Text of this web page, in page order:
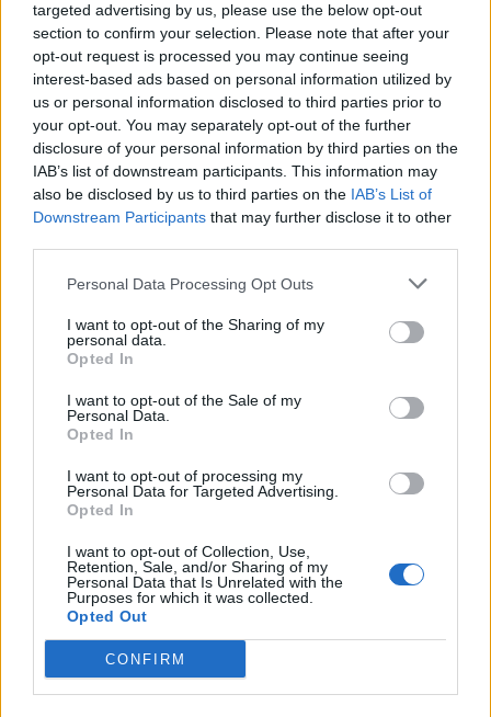
targeted advertising by us, please use the below opt-out
section to confirm your selection. Please note that after your
opt-out request is processed you may continue seeing
interest-based ads based on personal information utilized by
us or personal information disclosed to third parties prior to
your opt-out. You may separately opt-out of the further
disclosure of your personal information by third parties on the
IAB’s list of downstream participants. This information may
also be disclosed by us to third parties on the IAB’s List of
Downstream Participants that may further disclose it to other
Personal Data Processing Opt Outs
I want to opt-out of the Sharing of my
personal data.
Opted In
I want to opt-out of the Sale of my
Personal Data.
Opted In
I want to opt-out of processing my
Personal Data for Targeted Advertising.
Opted In
I want to opt-out of Collection, Use,
Retention, Sale, and/or Sharing of my
Personal Data that Is Unrelated with the
Purposes for which it was collected.
Opted Out
CONFIRM
Η αναμέτρηση τηλεοπτικά θα μεταδοθεί από
το Cosmote Sport 1HD. Λεπτό προς λεπτό
περιγραφή στο TitormosNet.gr.
ΣΧΟΛΙΑΣΤΕ
ΤΕΛΕΥΤΑΙΑ ΝΕΑ
ΠΑΝΑΙΤΩΛΙΚΟΣ
Θλίψη για τον θάνατο του παλαίμαχου
ΠΑΝΑΙΤΩΛΙΚΟΣ
Θλίψη για τον θάνατο του παλαίμαχου
του Παναιτωλικού, Κώστα
Καμποσιώρα
Ήττα στο φινάλε στη Λιβαδειά